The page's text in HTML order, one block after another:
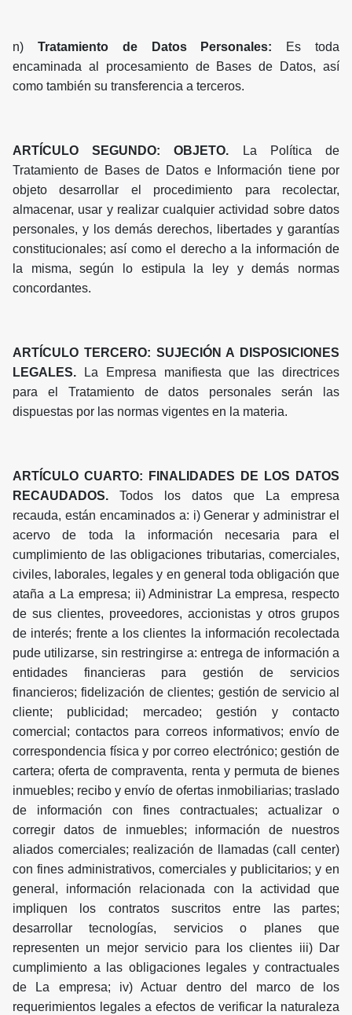
n) Tratamiento de Datos Personales:
Es toda
encaminada al procesamiento de Bases de Datos, así
como también su transferencia a terceros.
ARTÍCULO SEGUNDO: OBJETO.
La Política de
Tratamiento de Bases de Datos e Información tiene por
objeto desarrollar el procedimiento para recolectar,
almacenar, usar y realizar cualquier actividad sobre datos
personales, y los demás derechos, libertades y garantías
constitucionales; así como el derecho a la información de
la misma, según lo estipula la ley y demás normas
concordantes.
ARTÍCULO TERCERO: SUJECIÓN A DISPOSICIONES
LEGALES.
La Empresa manifiesta que las directrices
para el Tratamiento de datos personales serán las
dispuestas por las normas vigentes en la materia.
ARTÍCULO CUARTO: FINALIDADES DE LOS DATOS
RECAUDADOS. Todos los datos que La empresa
recauda, están encaminados a: i) Generar y administrar el
acervo de toda la información necesaria para el
cumplimiento de las obligaciones tributarias, comerciales,
civiles, laborales, legales y en general toda obligación que
ataña a La empresa; ii) Administrar La empresa, respecto
de sus clientes, proveedores, accionistas y otros grupos
de interés; frente a los clientes la información recolectada
pude utilizarse, sin restringirse a: entrega de información a
entidades financieras para gestión de servicios
financieros; fidelización de clientes; gestión de servicio al
cliente; publicidad; mercadeo; gestión y contacto
comercial; contactos para correos informativos; envío de
correspondencia física y por correo electrónico; gestión de
cartera; oferta de compraventa, renta y permuta de bienes
inmuebles; recibo y envío de ofertas inmobiliarias; traslado
de información con fines contractuales; actualizar o
corregir datos de inmuebles; información de nuestros
aliados comerciales; realización de llamadas (call center)
con fines administrativos, comerciales y publicitarios; y en
general, información relacionada con la actividad que
impliquen los contratos suscritos entre las partes;
desarrollar tecnologías, servicios o planes que
representen un mejor servicio para los clientes iii) Dar
cumplimiento a las obligaciones legales y contractuales
de La empresa; iv) Actuar dentro del marco de los
requerimientos legales a efectos de verificar la naturaleza